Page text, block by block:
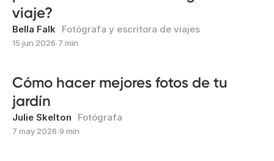
viaje?
Bella Falk Fotógrafa y escritora de viajes
15 jun 2026∙7 min
Cómo hacer mejores fotos de tu
jardín
Julie Skelton Fotógrafa
7 may 2026∙9 min